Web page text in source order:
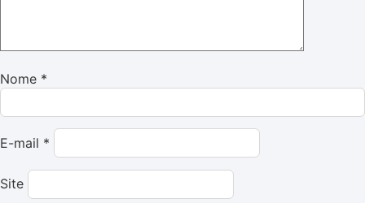
Nome *
E-mail *
Site